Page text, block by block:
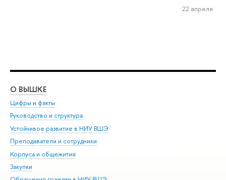
22 апреля
О ВЫШКЕ
Цифры и факты
Руководство и структура
Устойчивое развитие в НИУ ВШЭ
Преподаватели и сотрудники
Корпуса и общежития
Закупки